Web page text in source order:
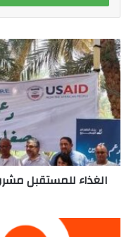
الغذاء
للمستقبل
مشروع
تعزيز
الأعمال
الزراعية
الريف
المصري
الغذاء للمستقبل